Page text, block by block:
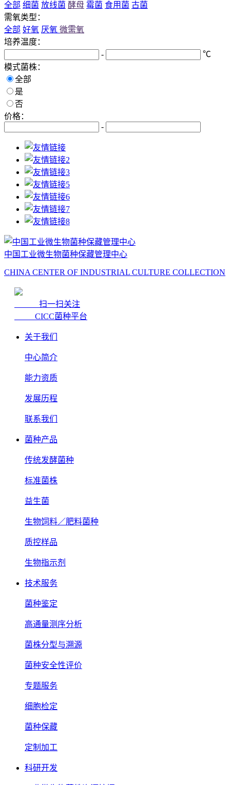
全部 细菌 放线菌 酵母 霉菌 食用菌 古菌
需氧类型：
全部 好氧 厌氧 微需氧
培养温度：
-
℃
模式菌株：
全部
是
否
价格：
-
中国工业微生物菌种保藏管理中心
CHINA CENTER OF INDUSTRIAL CULTURE COLLECTION
扫一扫关注
CICC菌种平台
关于我们
中心简介
能力资质
发展历程
联系我们
菌种产品
传统发酵菌种
标准菌株
益生菌
生物饲料／肥料菌种
质控样品
生物指示剂
技术服务
菌种鉴定
高通量测序分析
菌株分型与溯源
菌种安全性评价
专题服务
细胞检定
菌种保藏
定制加工
科研开发